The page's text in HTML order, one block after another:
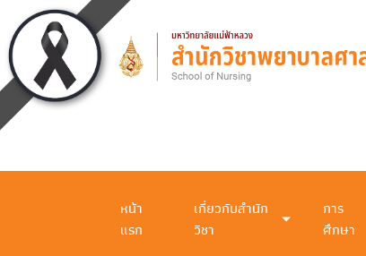
หน้า
แรก
เกี่ยวกับสำนัก
วิชา
การ
ศึกษา